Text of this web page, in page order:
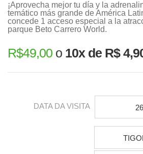
¡Aprovecha mejor tu día y la
temático más grande de América
concede 1 acceso especial a la
parque Beto Carrero World.
R$49,00 o 10x de R$
DATA DA VISITA